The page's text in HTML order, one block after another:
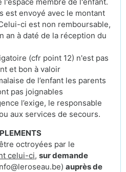
est envoyé avec le montant
ci est non remboursable,
an à daté de la réception du
(cfr point 12) n'est pas
et bon à valoir
de l’enfant les parents
pas joignables
l’exige, le responsable
aux services de secours.
octroyées par le
celui-ci, sur demande
auprès de